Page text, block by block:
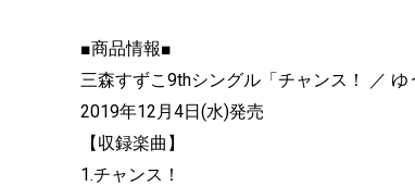
■商品情報■
三森すずこ9thシングル「チャンス！ ／ ゆ
2019年12月4日(水)発売
【収録楽曲】
1.チャンス！